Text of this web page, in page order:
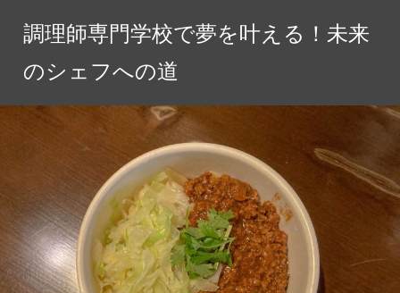
キ
調理師専門学校で夢を叶える！未来
のシェフへの道